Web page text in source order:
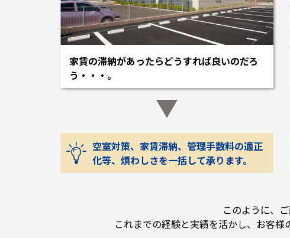
家賃の滞納があったらどうすれば良いのだろ
う・・・。
空室対策、家賃滞納、管理手数料の適正
化等、煩わしさを一括して承ります。
このように、
これまでの経験と実績を活かし、お客